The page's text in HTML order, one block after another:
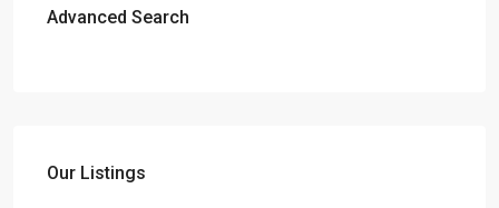
Advanced Search
Our Listings